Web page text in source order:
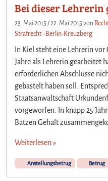
Bei dieser Lehrerin
23. Mai 2015 /22. Mai 2015von
Strafrecht - Berlin-Kreuzberg
In Kiel steht eine Lehrerin
Jahre als Lehrerin gearbeitet
erforderlichen Abschlüsse
gebastelt haben soll.
Staatsanwaltschaft
vorgeworfen. In knapp 25
Batzen Gehalt
Weiterlesen »
Anstellungsbetrug Betrug